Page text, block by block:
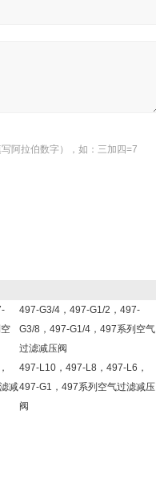
阿拉伯数字），如：三加四=7
497-G3/4，497-G1/2，497-
G3/8，497-G1/4，497系列空气
过滤减压阀
减
497-L10，497-L8，497-L6，
497-G1，497系列空气过滤减压
阀